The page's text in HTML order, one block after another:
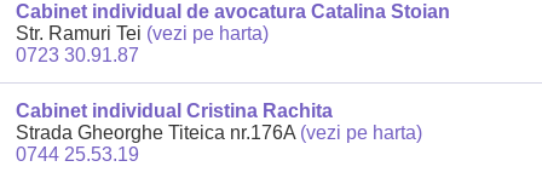
Cabinet individual de avocatura Catalina Stoian
Str. Ramuri Tei (vezi pe harta)
0723 30.91.87
Cabinet individual Cristina Rachita
Strada Gheorghe Titeica nr.176A (vezi pe harta)
0744 25.53.19